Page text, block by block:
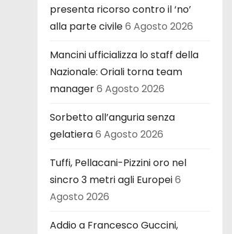
presenta ricorso contro il ‘no’
alla parte civile6 Agosto 2026
Mancini ufficializza lo staff della
Nazionale: Oriali torna team
manager6 Agosto 2026
Sorbetto all’anguria senza
gelatiera6 Agosto 2026
Tuffi, Pellacani-Pizzini oro nel
sincro 3 metri agli Europei6
Agosto 2026
Addio a Francesco Guccini,